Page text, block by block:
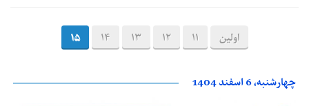
اولین 11
12
13
14
15
چهارشنبه، 6 اسفند 1404